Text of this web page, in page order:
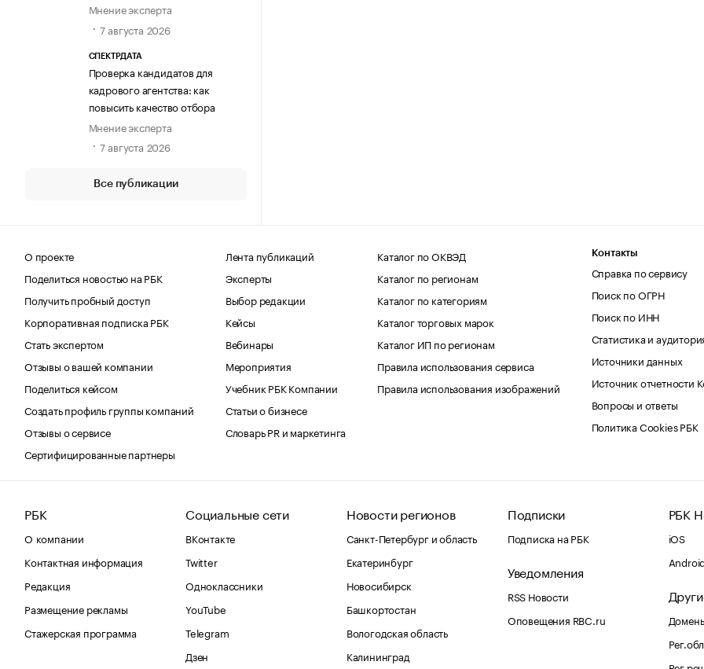
Мнение эксперта
7 августа 2026
СПЕКТРДАТА
Проверка кандидатов для
кадрового агентства: как
повысить качество отбора
Мнение эксперта
7 августа 2026
Все публикации
О проекте
Поделиться новостью на РБК
Получить пробный доступ
Корпоративная подписка РБК
Стать экспертом
Отзывы о вашей компании
Поделиться кейсом
Создать профиль группы компаний
Отзывы о сервисе
Сертифицированные партнеры
Лента публикаций
Эксперты
Выбор редакции
Кейсы
Вебинары
Мероприятия
Учебник РБК Компании
Статьи о бизнесе
Словарь PR и маркетинга
Каталог по ОКВЭД
Каталог по регионам
Каталог по категориям
Каталог торговых марок
Каталог ИП по регионам
Правила использования сервиса
Правила использования изображений
Контакты
Справка по сервису
Поиск по ОГРН
Поиск по ИНН
Статистика и
Источники данных
Источник отчетности
Вопросы и ответы
Политика Cookies РБК
РБК
О компании
Контактная информация
Редакция
Размещение рекламы
Стажерская программа
Социальные сети
ВКонтакте
Twitter
Одноклассники
YouTube
Telegram
Дзен
Новости регионов
Санкт-Петербург и область
Екатеринбург
Новосибирск
Башкортостан
Вологодская область
Калининград
Подписки
Подписка на РБК
Уведомления
RSS Новости
Оповещения RBC.ru
РБК
iOS